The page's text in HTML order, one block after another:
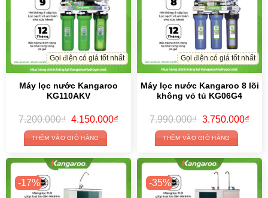
Gọi điện có giá tốt nhất
Máy lọc nước Kangaroo
KG110AKV
7.200.000₫ Giá
gốc
là:
7.200.000₫.
4.150.000₫Giá
THÊM VÀO GIỎ HÀNG
Gọi điện có giá tốt nhất
Máy lọc nước Kangaroo 8 lõi
không vỏ tủ KG06G4
7.990.000₫ Giá
gốc
là:
7.990.000₫.
3.750.000₫Giá
THÊM VÀO GIỎ HÀNG
-17% -35%